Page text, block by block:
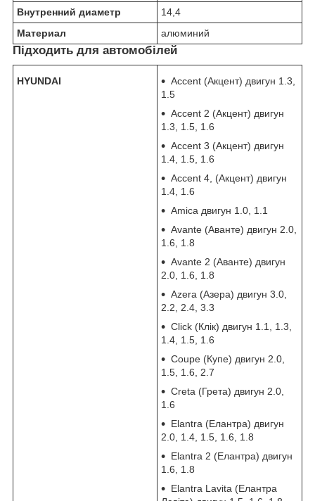
Внутренний диаметр
14,4
Материал
алюминий
Підходить для автомобілей
HYUNDAI
Accent (Акцент) двигун 1.3,
1.5
Accent 2 (Акцент) двигун
1.3, 1.5, 1.6
Accent 3 (Акцент) двигун
1.4, 1.5, 1.6
Accent 4, (Акцент) двигун
1.4, 1.6
Amica двигун 1.0, 1.1
Avante (Аванте) двигун 2.0,
1.6, 1.8
Avante 2 (Аванте) двигун
2.0, 1.6, 1.8
Azera (Азера) двигун 3.0,
2.2, 2.4, 3.3
Click (Клік) двигун 1.1, 1.3,
1.4, 1.5, 1.6
Coupe (Купе) двигун 2.0,
1.5, 1.6, 2.7
Creta (Грета) двигун 2.0,
1.6
Elantra (Елантра) двигун
2.0, 1.4, 1.5, 1.6, 1.8
Elantra 2 (Елантра) двигун
1.6, 1.8
Elantra Lavita (Елантра